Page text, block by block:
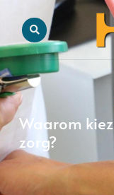
Waarom
zorg?